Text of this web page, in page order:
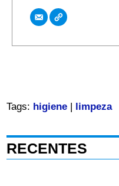
Tags: higiene| limpeza
RECENTES